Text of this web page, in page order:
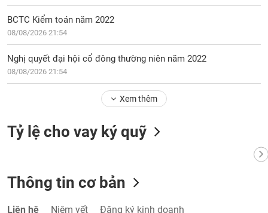
BCTC Kiểm toán năm 2022
08/08/2026 21:54
Nghị quyết đại hội cổ đông thường niên năm 2022
08/08/2026 21:54
Xem thêm
Tỷ lệ cho vay ký quỹ
Thông tin cơ bản
Liên hệ Niêm yết Đăng ký kinh doanh